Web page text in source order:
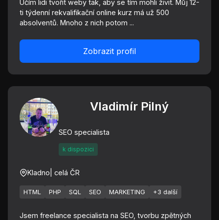
Učím lidi tvořit weby tak, aby se tím mohli živit. Můj 12-
ti týdenní rekvalifikační online kurz má už 500
absolventů. Mnoho z nich potom ...
Zobrazit profil
Vladimír Pilný
SEO specialista
k dispozici
Kladno | celá ČR
HTML PHP SQL SEO MARKETING +3 další
Jsem freelance specialista na SEO, tvorbu zpětných